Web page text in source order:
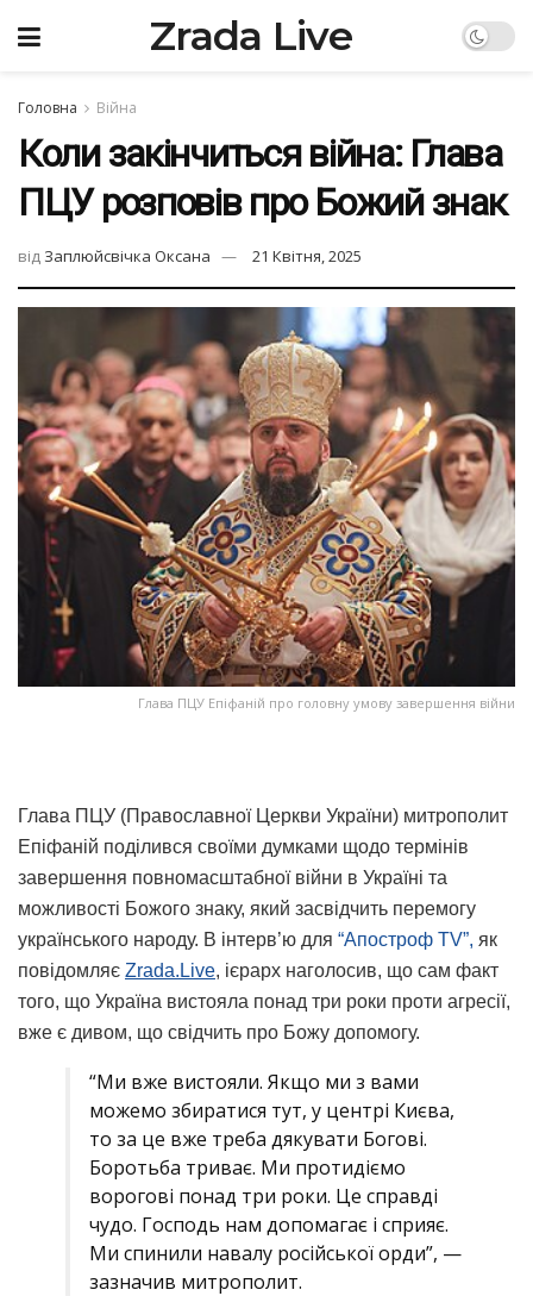
Zrada Live
Головна Війна
Коли закінчиться війна: Глава
ПЦУ розповів про Божий знак
від Заплюйсвічка Оксана 21 Квітня, 2025
Глава ПЦУ Епіфаній про головну умову завершення війни
Глава ПЦУ (Православної Церкви України) митрополит
Епіфаній поділився своїми думками щодо термінів
завершення повномасштабної війни в Україні та
можливості Божого знаку, який засвідчить перемогу
українського народу. В інтерв’ю для “Апостроф TV”, як
повідомляє Zrada.Live, ієрарх наголосив, що сам факт
того, що Україна вистояла понад три роки проти агресії,
вже є дивом, що свідчить про Божу допомогу.
“Ми вже вистояли. Якщо ми з вами
можемо збиратися тут, у центрі Києва,
то за це вже треба дякувати Богові.
Боротьба триває. Ми протидіємо
ворогові понад три роки. Це справді
чудо. Господь нам допомагає і сприяє.
Ми спинили навалу російської орди”, —
зазначив митрополит.